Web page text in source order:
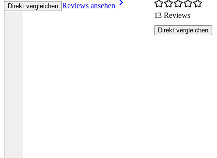
Direkt vergleichen Reviews ansehen
13 Reviews
Direkt vergleichen